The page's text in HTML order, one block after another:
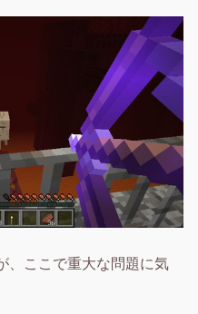
、ここで重大な問題に気